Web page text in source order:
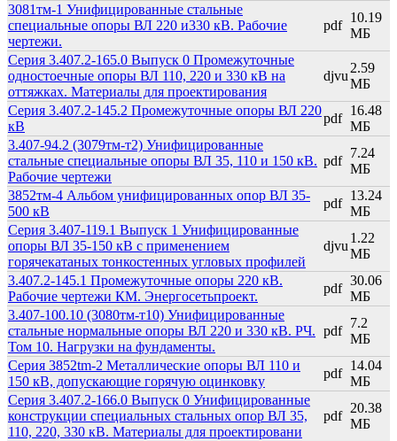
3081тм-1 Унифицированные стальные
специальные опоры ВЛ 220 и330 кВ. Рабочие
чертежи.
pdf
10.19
МБ
Серия 3.407.2-165.0 Выпуск 0 Промежуточные
одностоечные опоры ВЛ 110, 220 и 330 кВ на
оттяжках. Материалы для проектирования
djvu
2.59
МБ
Серия 3.407.2-145.2 Промежуточные опоры ВЛ 220
кВ
pdf
16.48
МБ
3.407-94.2 (3079тм-т2) Унифицированные
стальные специальные опоры ВЛ 35, 110 и 150 кВ.
Рабочие чертежи
pdf
7.24
МБ
3852тм-4 Альбом унифицированных опор ВЛ 35-
500 кВ
pdf
13.24
МБ
Серия 3.407-119.1 Выпуск 1 Унифицированные
опоры ВЛ 35-150 кВ с применением
горячекатаных тонкостенных угловых профилей
djvu
1.22
МБ
3.407.2-145.1 Промежуточные опоры 220 кВ.
Рабочие чертежи КМ. Энергосетьпроект.
pdf
30.06
МБ
3.407-100.10 (3080тм-т10) Унифицированные
стальные нормальные опоры ВЛ 220 и 330 кВ. РЧ.
Том 10. Нагрузки на фундаменты.
pdf
7.2
МБ
Серия 3852tm-2 Металлические опоры ВЛ 110 и
150 кВ, допускающие горячую оцинковку
pdf
14.04
МБ
Серия 3.407.2-166.0 Выпуск 0 Унифицированные
конструкции специальных стальных опор ВЛ 35,
110, 220, 330 кВ. Материалы для проектировани
pdf
20.38
МБ